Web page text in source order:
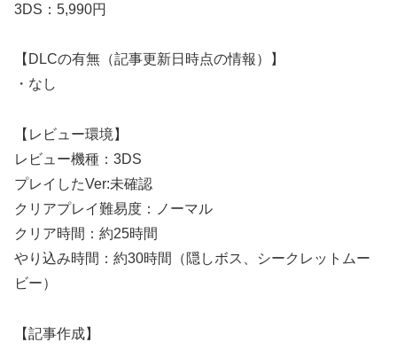
3DS：5,990円
【DLCの有無（記事更新日時点の情報）】
・なし
【レビュー環境】
レビュー機種：3DS
プレイしたVer:未確認
クリアプレイ難易度：ノーマル
クリア時間：約25時間
やり込み時間：約30時間（隠しボス、シークレットムー
ビー）
【記事作成】